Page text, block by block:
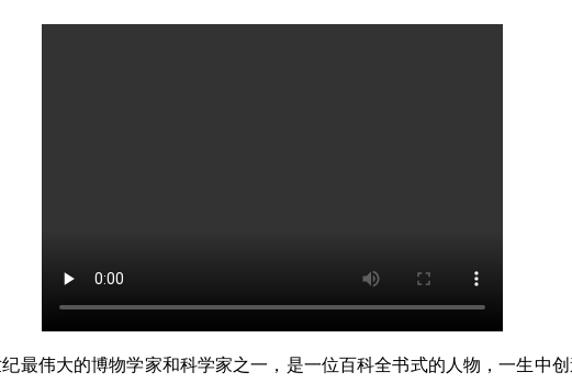
伟大的博物学家和科学家之一，是一位百科全书式的人物，一生中